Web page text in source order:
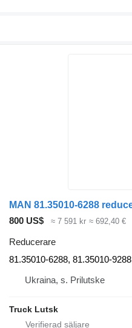
800 US$ ≈ 7 591 kr ≈ 692,40 €
Reducerare
81.35010-6288, 81.35010-9288
Ukraina, s. Prilutske
Truck Lutsk